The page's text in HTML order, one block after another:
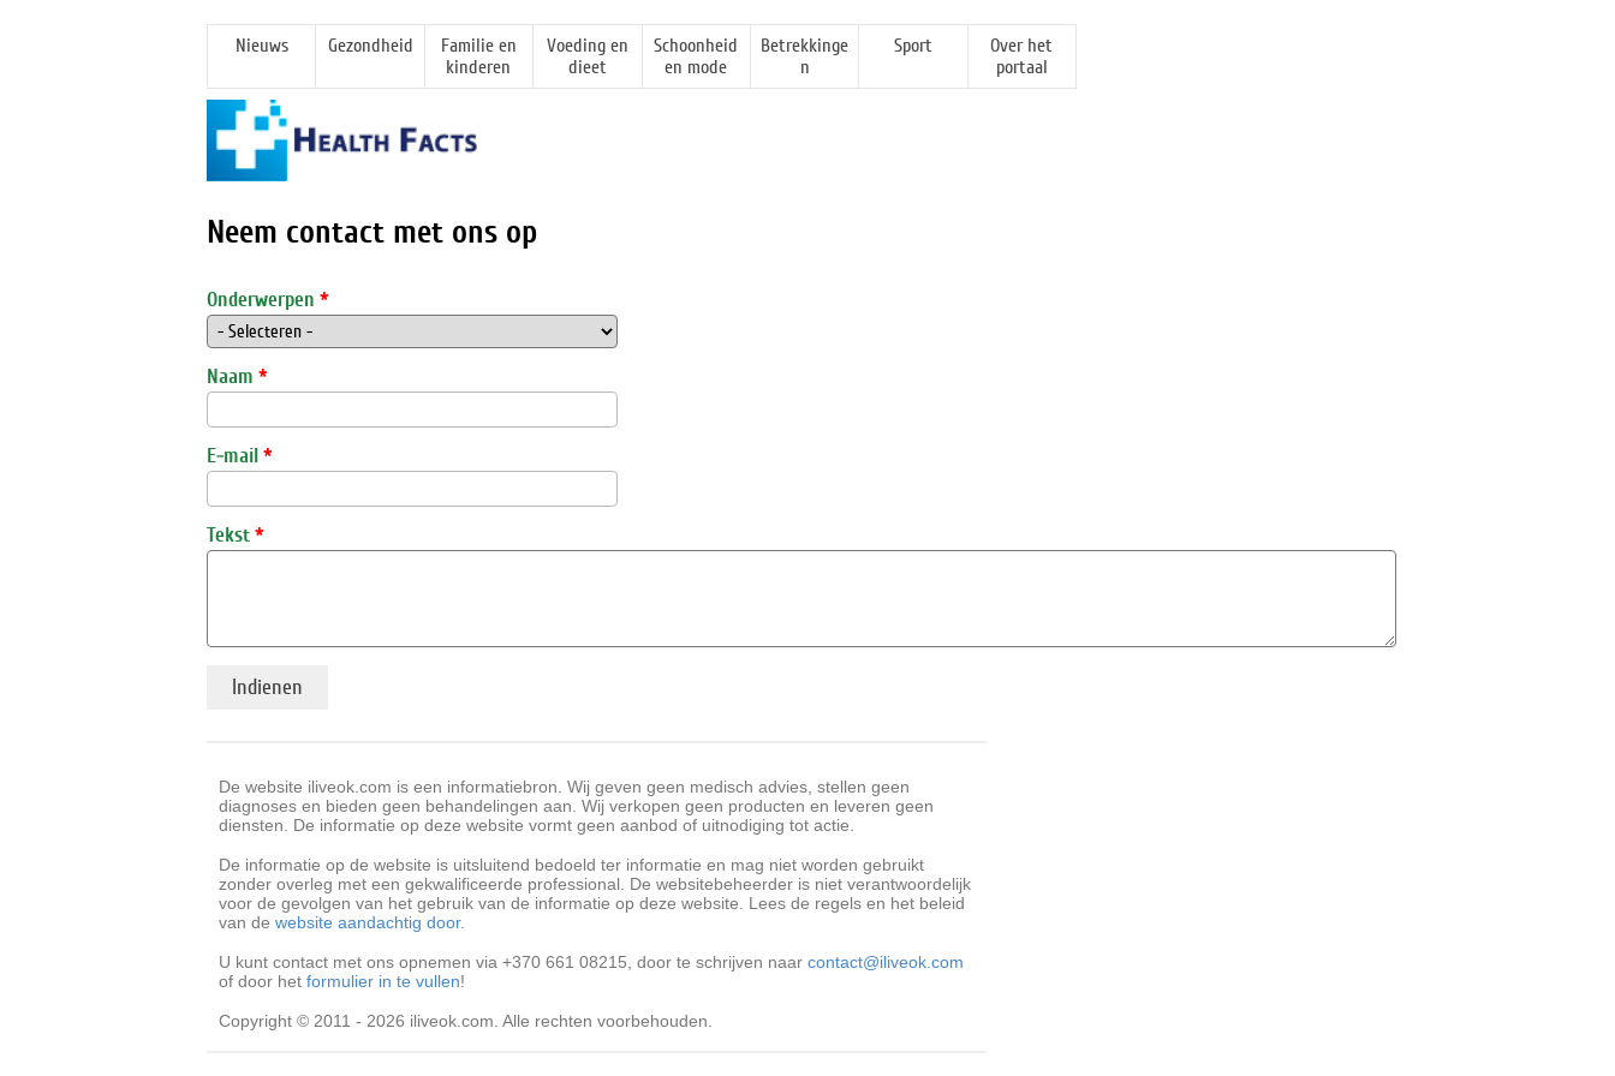
Nieuws Gezondheid
Familie en
kinderen
Voeding en
dieet
Schoonheid
en mode
Betrekkinge
n
Sport
Over het
portaal
Neem contact met ons op
Onderwerpen *
Naam *
E-mail *
Tekst *
De website iliveok.com is een informatiebron. Wij geven geen medisch advies, stellen geen
diagnoses en bieden geen behandelingen aan. Wij verkopen geen producten en leveren geen
diensten. De informatie op deze website vormt geen aanbod of uitnodiging tot actie.
De informatie op de website is uitsluitend bedoeld ter informatie en mag niet worden gebruikt
zonder overleg met een gekwalificeerde professional. De websitebeheerder is niet verantwoordelijk
voor de gevolgen van het gebruik van de informatie op deze website. Lees de regels en het beleid
van de website aandachtig door.
U kunt contact met ons opnemen via +370 661 08215, door te schrijven naar contact@iliveok.com
of door het formulier in te vullen!
Copyright © 2011 - 2026 iliveok.com. Alle rechten voorbehouden.